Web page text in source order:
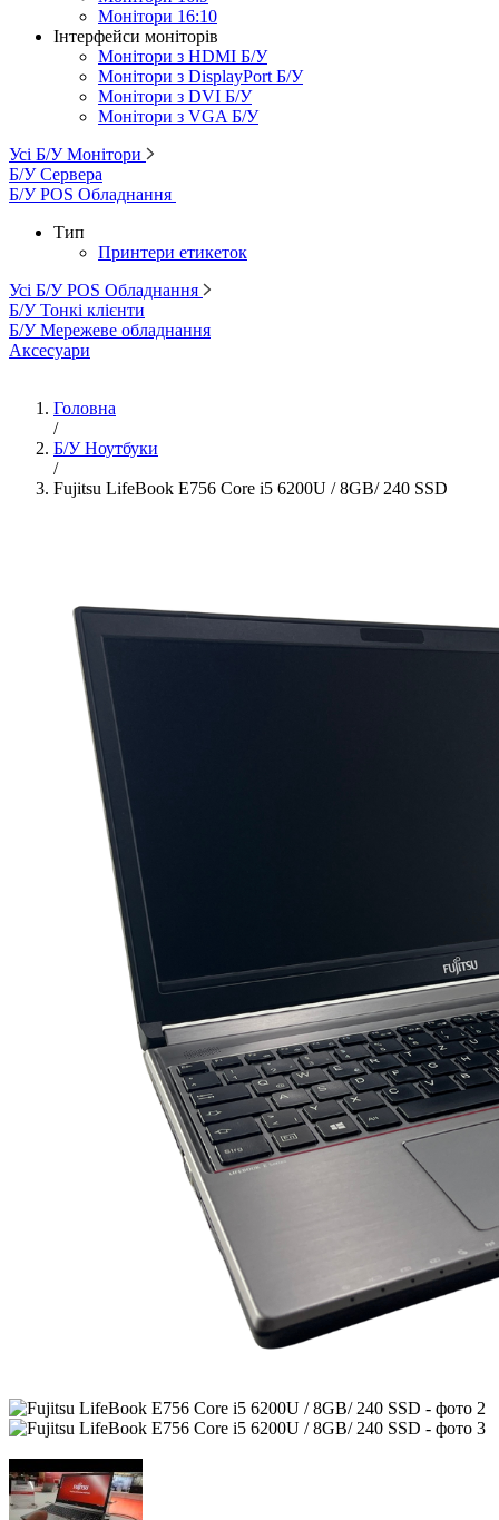
Монітори 16:10
Інтерфейси моніторів
Монітори з HDMI Б/У
Монітори з DisplayPort Б/У
Монітори з DVI Б/У
Монітори з VGA Б/У
Усі Б/У Монітори
Б/У Сервера
Б/У POS Обладнання
Тип
Принтери етикеток
Усі Б/У POS Обладнання
Б/У Тонкі клієнти
Б/У Мережеве обладнання
Аксесуари
Головна
/
Б/У Ноутбуки
/
Fujitsu LifeBook E756 Core i5 6200U / 8GB/ 240 SSD